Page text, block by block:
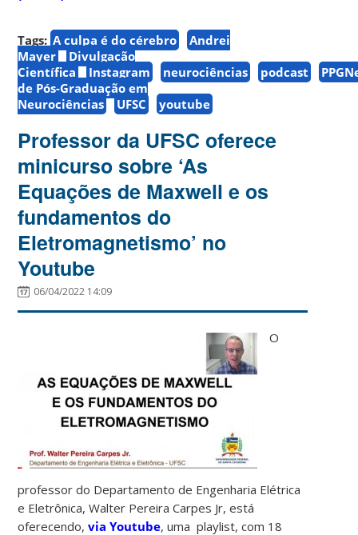
Tags: A culpa é do cérebro
Andrei
Mayer
Divulgação
Científica
Instagram neurociências podcast
de Pós-Graduação em
Neurociências
UFSC youtube
Professor da UFSC oferece
minicurso sobre ‘As
Equações de Maxwell e os
fundamentos do
Eletromagnetismo’ no
Youtube
06/04/2022 14:09
O
professor do Departamento de Engenharia Elétrica
e Eletrônica, Walter Pereira Carpes Jr, está
oferecendo,via Youtube, uma playlist, com 18